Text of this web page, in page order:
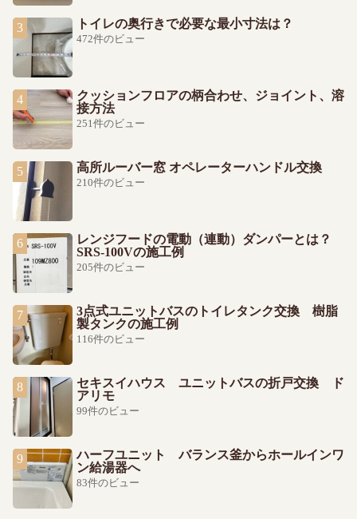
トイレの奥行きで必要な最小寸法は？
472件のビュー
クッションフロアの柄合わせ、ジョイント、溶
接方法
251件のビュー
高所ルーバー窓 オペレーターハンドル交換
210件のビュー
レンジフードの電動（連動）ダンパーとは？
SRS-100Vの施工例
205件のビュー
3点式ユニットバスのトイレタンク交換 樹脂
製タンクの施工例
116件のビュー
セキスイハウス ユニットバスの折戸交換 ド
アリモ
99件のビュー
ハーフユニット バランス釜からホールインワ
ン給湯器へ
83件のビュー